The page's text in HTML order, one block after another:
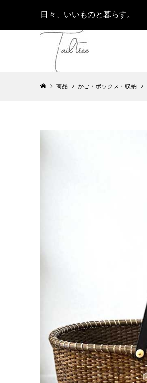
日々、いいものと暮らす。
商品 かご・ボックス・収納